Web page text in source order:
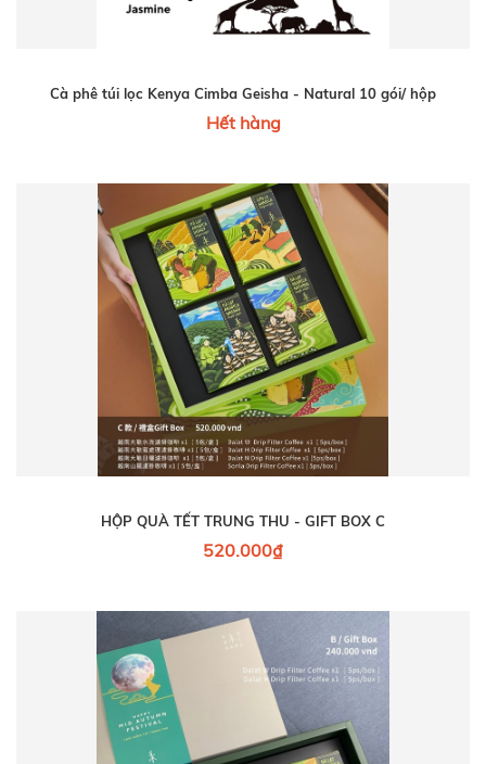
Cà phê túi lọc Kenya Cimba Geisha - Natural 10 gói/ hộp
Hết hàng
HỘP QUÀ TẾT TRUNG THU - GIFT BOX C
520.000₫